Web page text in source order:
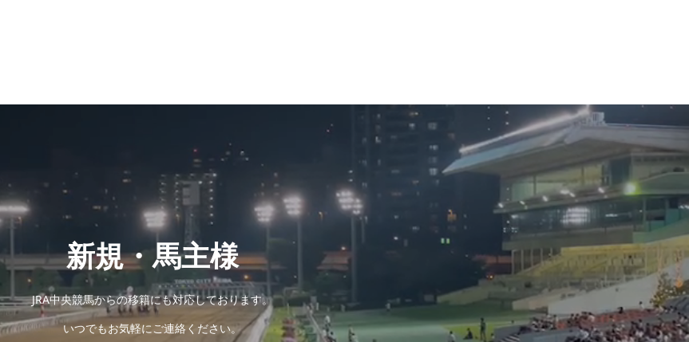
新規・馬主様
JRA中央競馬からの移籍にも対応しております。
いつでもお気軽にご連絡ください。